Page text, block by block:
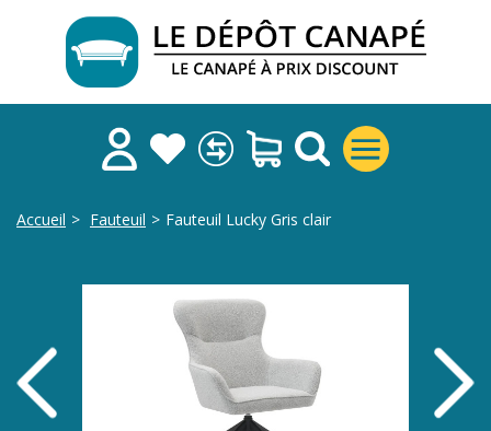
Accueil > Fauteuil > Fauteuil Lucky Gris clair